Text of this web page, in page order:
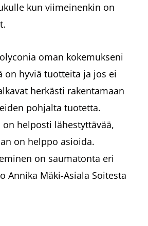
kun viimeinenkin on
oman kokemukseni
on hyviä tuotteita ja jos ei
herkästi rakentamaan
pohjalta tuotetta.
on helposti lähestyttävää,
on helppo asioida.
on saumatonta eri
Annika Mäki-Asiala Soitesta